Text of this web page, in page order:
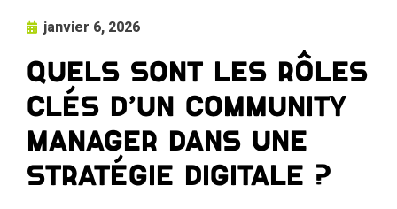
janvier 6, 2026
Quels sont les rôles
clés d’un community
manager dans une
stratégie digitale ?